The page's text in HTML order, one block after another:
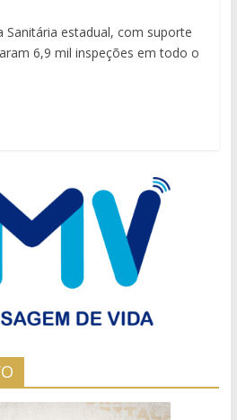
Sanitária estadual, com suporte
6,9 mil inspeções em todo o